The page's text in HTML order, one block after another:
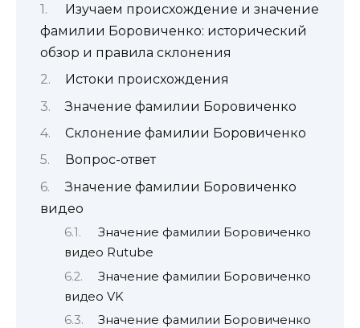
Изучаем происхождение и значение
фамилии Боровиченко: исторический
обзор и правила склонения
Истоки происхождения
Значение фамилии Боровиченко
Склонение фамилии Боровиченко
Вопрос-ответ
Значение фамилии Боровиченко
видео
Значение фамилии Боровиченко
видео Rutube
Значение фамилии Боровиченко
видео VK
Значение фамилии Боровиченко